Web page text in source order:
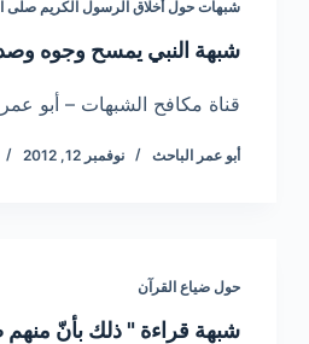
شبهات حول أخلاق الرسول الكريم صلى
شبهة النبي يمسح وجوه
قناة مكافح الشبهات – أبو عمر
أبو عمر الباحث نوفمبر 12, 2012
حول ضياع القرآن
شبهة قراءة " ذلك بأنّ منهم